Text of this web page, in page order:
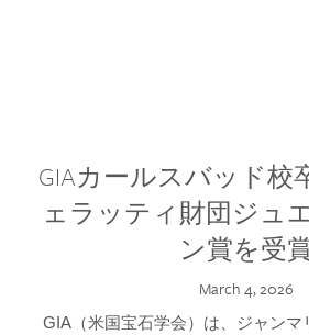
GIAカールスバッド校
ェラッティ財団ジュ
ン賞を受
March 4, 2026
GIA（米国宝石学会）は、ジャンマ